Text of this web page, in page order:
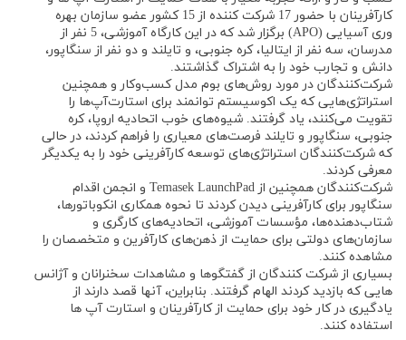
کارآفرینان با حضور 17 شرکت کننده از 15 کشور عضو سازمان بهره
وری آسیایی (APO) برگزار شد که در این کارگاه آموزشی، 5 نفر از
مدرسان، سه نفر از ایتالیا، کره جنوبی، و تایلند و دو نفر از سنگاپور،
دانش و تجارب خود را به اشتراک گذاشتند.
شرکت‌کنندگان در مورد روش‌های بوم مدل کسب‌وکار و همچنین
استراتژی‌هایی که یک اکوسیستم توانمند برای استارت‌آپ‌ها را
تقویت می‌کنند، یاد گرفتند. شیوه‌های خوب اتحادیه اروپا، کره
جنوبی، سنگاپور و تایلند فرصت‌های معیاری را فراهم کردند، در حالی
که شرکت‌کنندگان استراتژی‌های توسعه کارآفرینی خود را به یکدیگر
معرفی کردند.
شرکت‌کنندگان همچنین از Temasek LaunchPad و انجمن اقدام
سنگاپور برای کارآفرینی دیدن کردند تا نحوه همکاری انکوباتورها،
شتاب‌دهنده‌ها، مؤسسات آموزشی، اتحادیه‌های کارگری و
سازمان‌های دولتی برای حمایت از ذهن‌های کارآفرین و متخصصان را
مشاهده کنند.
بسیاری از شرکت کنندگان از گفتگوها و مشاهدات سخنرانان و آژانس
هایی که بازدید کردند الهام گرفتند. بنابراین، آنها قصد دارند از
یادگیری در کار خود برای حمایت از کارآفرینان و استارت آپ ها
استفاده کنند.